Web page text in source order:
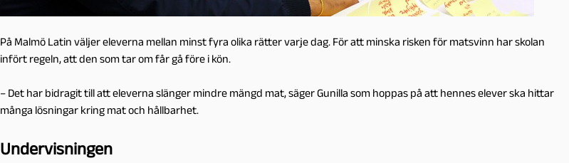
På Malmö Latin väljer eleverna mellan minst fyra olika rätter varje dag. För att minska risken för matsvinn har skolan
infört regeln, att den som tar om får gå före i kön.
– Det har bidragit till att eleverna slänger mindre mängd mat, säger Gunilla som hoppas på att hennes elever ska hittar
många lösningar kring mat och hållbarhet.
Undervisningen